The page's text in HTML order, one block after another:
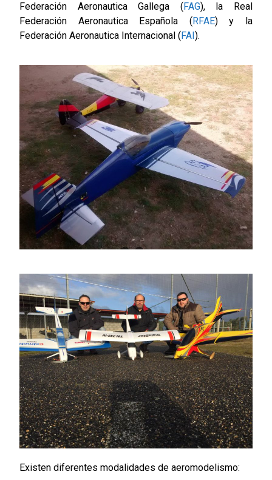
Federación Aeronautica Gallega ( FAG), la Real
Federación Aeronautica Española ( RFAE) y la
Federación Aeronautica Internacional ( FAI ).
Existen diferentes modalidades de aeromodelismo: